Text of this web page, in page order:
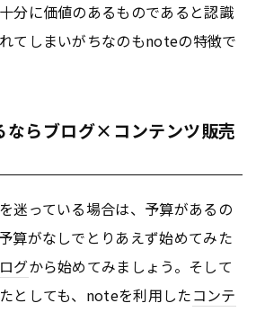
分に価値のあるものであると認識
てしまいがちなのもnoteの特徴で
ならブログ×コンテンツ販売
迷っている場合は、予算があるの
算がなしでとりあえず始めてみた
グから始めてみましょう。そして
としても、noteを利用したコンテ